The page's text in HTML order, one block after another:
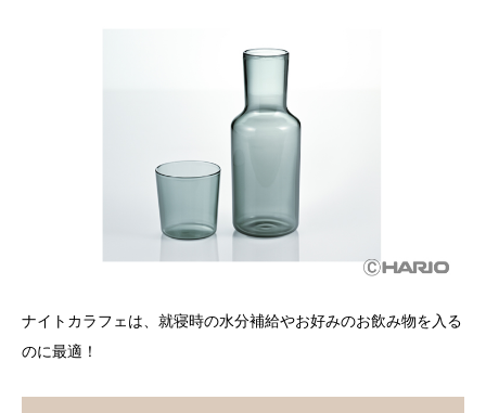
ナイトカラフェは、就寝時の水分補給やお好みのお飲み物を入る
のに最適！